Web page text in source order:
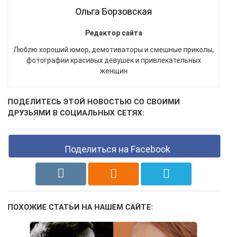
Ольга Борзовская
Редактор сайта
Люблю хороший юмор, демотиваторы и смешные приколы,
фотографии красивых девушек и привлекательных
женщин
ПОДЕЛИТЕСЬ ЭТОЙ НОВОСТЬЮ СО СВОИМИ
ДРУЗЬЯМИ В СОЦИАЛЬНЫХ СЕТЯХ:
Поделиться на Facebook
ПОХОЖИЕ СТАТЬИ НА НАШЕМ САЙТЕ: